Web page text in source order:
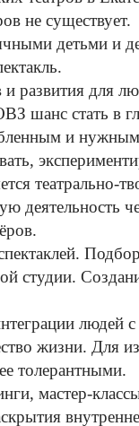
не существует.
детьми и
развития для
шанс стать в
и
театрально-
студии.
жизни. Для
толерантными.
мастер-